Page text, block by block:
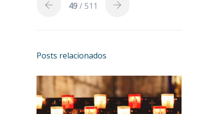
49/ 511
Posts relacionados